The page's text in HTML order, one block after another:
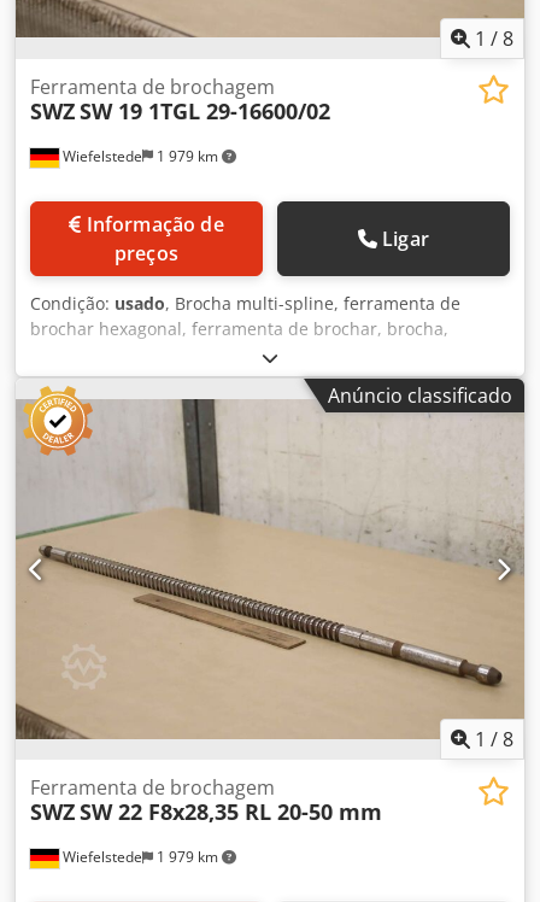
1 /8
Wiefelstede 1 979 km
Ferramenta de brochagem
SWZSW 19 1TGL 29-16600/02
preços
Ligar
Condição: usado, Brocha multi-spline, ferramenta de
brochar hexagonal, ferramenta de brochar, brocha,
ferramenta especial, ferramenta de ranhurar, máquina de
ranhurar, máquina de entalhar, máquina de entalhar,
ferramenta de entalhar, brocha de entalhar Dcsdpfxeitt R
Se Amksk -Fabricante: SWZ, máquina de brochar, máquina
de brochar -Tipo: SW 19 1TGL 29-16600/02 20/50 HSS -
Número da peça: 440 0432 08 102 04708 -Largura:
Hexágono de 19 mm de largura entre planos, ver fotos -
Quantidade: 1 peça disponível -Dimensões totais:
950/22/22 mm -Peso: 1,7 kg
Anúncio classificado
1 /8
Wiefelstede 1 979 km
Ferramenta de brochagem
SWZSW 22 F8x28,35 RL 20-50 mm